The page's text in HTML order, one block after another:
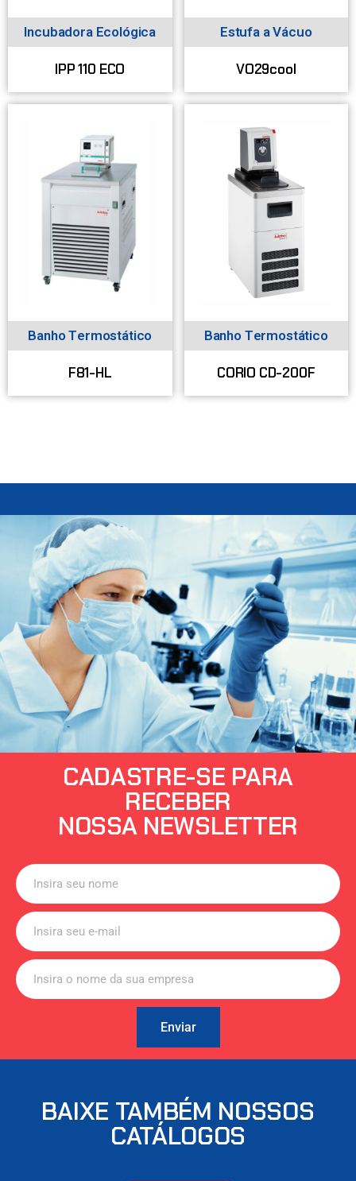
Incubadora Ecológica
IPP 110 ECO
Estufa a Vácuo
VO29cool
Banho Termostático
F81-HL
Banho Termostático
CORIO CD-200F
CADASTRE-SE PARA
RECEBER
NOSSA NEWSLETTER
Enviar
BAIXE TAMBÉM NOSSOS
CATÁLOGOS